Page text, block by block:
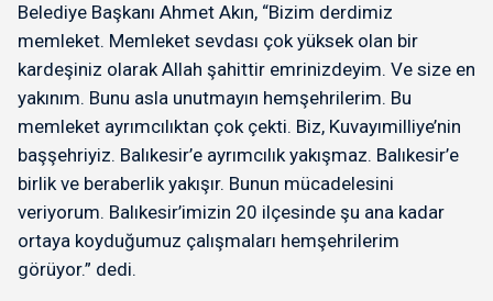
Belediye Başkanı Ahmet Akın, “Bizim derdimiz
memleket. Memleket sevdası çok yüksek olan bir
kardeşiniz olarak Allah şahittir emrinizdeyim. Ve size en
yakınım. Bunu asla unutmayın hemşehrilerim. Bu
memleket ayrımcılıktan çok çekti. Biz, Kuvayımilliye’nin
başşehriyiz. Balıkesir’e ayrımcılık yakışmaz. Balıkesir’e
birlik ve beraberlik yakışır. Bunun mücadelesini
veriyorum. Balıkesir’imizin 20 ilçesinde şu ana kadar
ortaya koyduğumuz çalışmaları hemşehrilerim
görüyor.” dedi.